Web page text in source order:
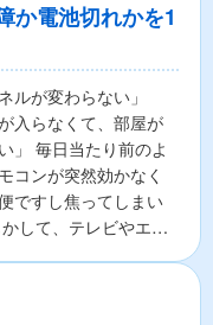
か電池切れかを1
ルが変わらない」
入らなくて、部屋が
」 毎日当たり前のよ
コンが突然効かなく
ですし焦ってしまい
して、テレビやエア